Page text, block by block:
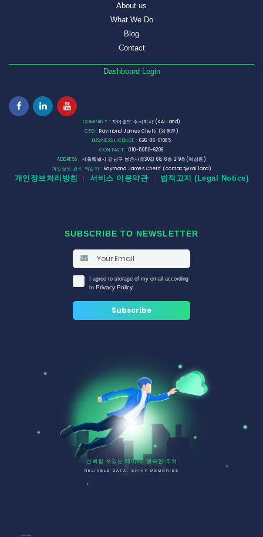
About us
What We Do
Blog
Contact
Dashboard Login
COMPANY : 자이랜드 주식회사 (XAI Land)
CEO : Raymond James Chetti (임동준)
BUSINESS LICENCE : 626-86-01085
CONTACT : 010-5059-6208
ADDRESS : 서울특별시 강남구 봉은사로30길 68, 6층 219호(역삼동)
개인정보 관리 책임자 : Raymond James Chetti (contact@xai.land)
개인정보처리방침 서비스 이용약관 법적고지 (Legal Notice)
SUBSCRIBE TO NEWSLETTER
I agree to storage of my email according
to Privacy Policy
신뢰할 수있는 데이터. 행복한 추억
RELIABLE DATA. SHINY MEMORIES